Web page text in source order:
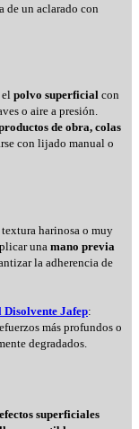
de un aclarado con
el polvo superficial con
o aire a presión.
de obra, colas
con lijado manual o
harinosa o muy
una mano previa
la adherencia de
Disolvente Jafep:
más profundos o
degradados.
superficiales